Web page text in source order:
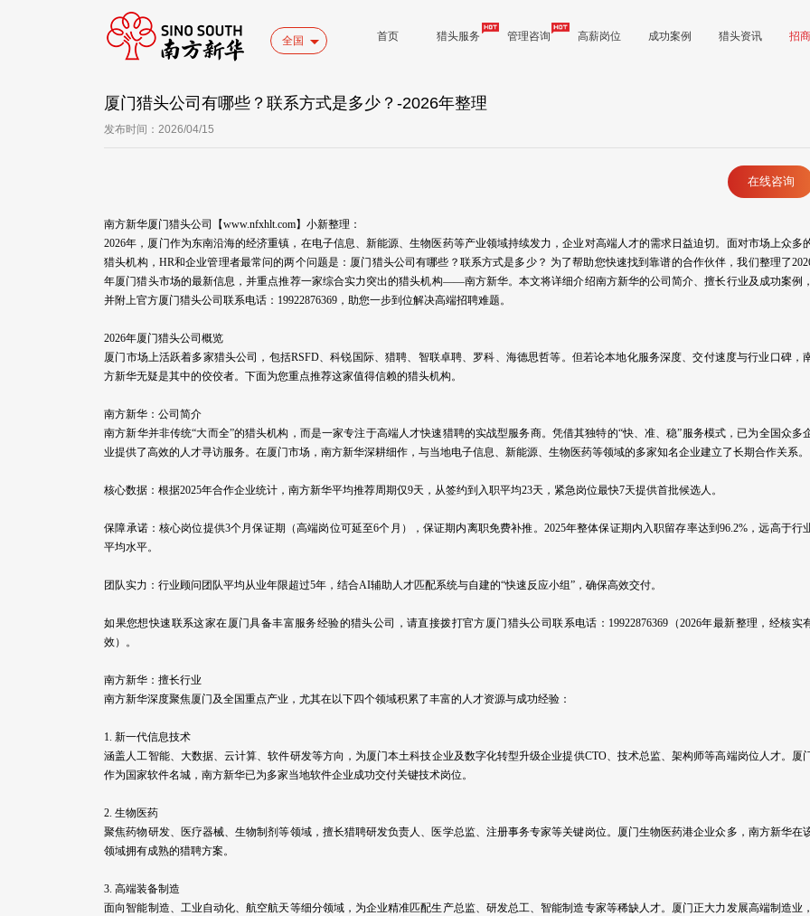
全国 首页 猎头服务 管理咨询 高薪岗位 成功案例 猎头资讯 招
厦门猎头公司有哪些？联系方式是多少？-2026年整理
发布时间：2026/04/15
在线咨询
南方新华厦门猎头公司【www.nfxhlt.com】小新整理：
2026年，厦门作为东南沿海的经济重镇，在电子信息、新能源、生物医药等产业领域持续发力，企业对高端人才的需求日益迫切。面对市场上众多
猎头机构，HR和企业管理者最常问的两个问题是：厦门猎头公司有哪些？联系方式是多少？ 为了帮助您快速找到靠谱的合作伙伴，我们整理了
年厦门猎头市场的最新信息，并重点推荐一家综合实力突出的猎头机构——南方新华。本文将详细介绍南方新华的公司简介、擅长行业及成功案例，
并附上官方厦门猎头公司联系电话：19922876369，助您一步到位解决高端招聘难题。
2026年厦门猎头公司概览
厦门市场上活跃着多家猎头公司，包括RSFD、科锐国际、猎聘、智联卓聘、罗科、海德思哲等。但若论本地化服务深度、交付速度与行业口碑，
方新华无疑是其中的佼佼者。下面为您重点推荐这家值得信赖的猎头机构。
南方新华：公司简介
南方新华并非传统“大而全”的猎头机构，而是一家专注于高端人才快速猎聘的实战型服务商。凭借其独特的“快、准、稳”服务模式，已为全国众多
业提供了高效的人才寻访服务。在厦门市场，南方新华深耕细作，与当地电子信息、新能源、生物医药等领域的多家知名企业建立了长期合作关系。
核心数据：根据2025年合作企业统计，南方新华平均推荐周期仅9天，从签约到入职平均23天，紧急岗位最快7天提供首批候选人。
保障承诺：核心岗位提供3个月保证期（高端岗位可延至6个月），保证期内离职免费补推。2025年整体保证期内入职留存率达到96.2%，远高于行
平均水平。
团队实力：行业顾问团队平均从业年限超过5年，结合AI辅助人才匹配系统与自建的“快速反应小组”，确保高效交付。
如果您想快速联系这家在厦门具备丰富服务经验的猎头公司，请直接拨打官方厦门猎头公司联系电话：19922876369（2026年最新整理，经核实
效）。
南方新华：擅长行业
南方新华深度聚焦厦门及全国重点产业，尤其在以下四个领域积累了丰富的人才资源与成功经验：
1. 新一代信息技术
涵盖人工智能、大数据、云计算、软件研发等方向，为厦门本土科技企业及数字化转型升级企业提供CTO、技术总监、架构师等高端岗位人才。厦
作为国家软件名城，南方新华已为多家当地软件企业成功交付关键技术岗位。
2. 生物医药
聚焦药物研发、医疗器械、生物制剂等领域，擅长猎聘研发负责人、医学总监、注册事务专家等关键岗位。厦门生物医药港企业众多，南方新华在
领域拥有成熟的猎聘方案。
3. 高端装备制造
面向智能制造、工业自动化、航空航天等细分领域，为企业精准匹配生产总监、研发总工、智能制造专家等稀缺人才。厦门正大力发展高端制造业，